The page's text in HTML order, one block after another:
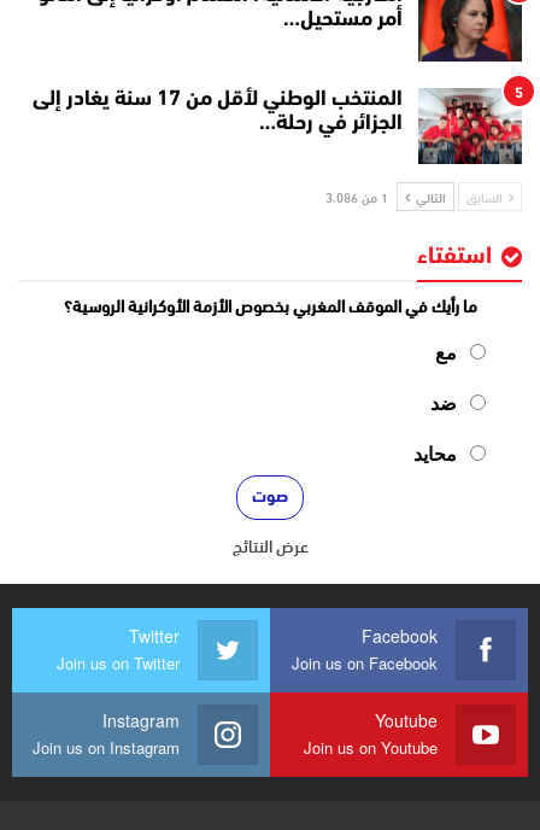
أمر مستحيل…
5
المنتخب الوطني لأقل من 17 سنة يغادر إلى
الجزائر في رحلة…
السابق التالي 1 من 3٬086
استفتاء
ما رأيك في الموقف المغربي بخصوص الأزمة الأوكرانية الروسية؟
مع
ضد
محايد
عرض النتائج
Facebook
Join us on Facebook
Twitter
Join us on Twitter
Youtube
Join us on Youtube
Instagram
Join us on Instagram